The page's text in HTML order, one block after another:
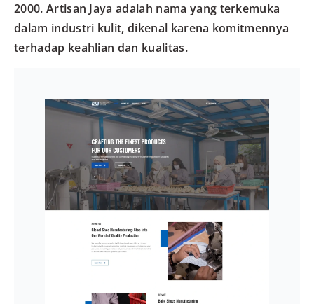
2000. Artisan Jaya adalah nama yang terkemuka
dalam industri kulit, dikenal karena komitmennya
terhadap keahlian dan kualitas.